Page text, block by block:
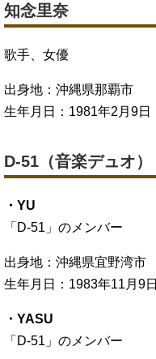
知念里奈
歌手、女優
出身地：沖縄県那覇市
生年月日：1981年2月9日
D-51（音楽デュオ）
・YU
「D-51」のメンバー
出身地：沖縄県宜野湾市
生年月日：1983年11月9日
・YASU
「D-51」のメンバー